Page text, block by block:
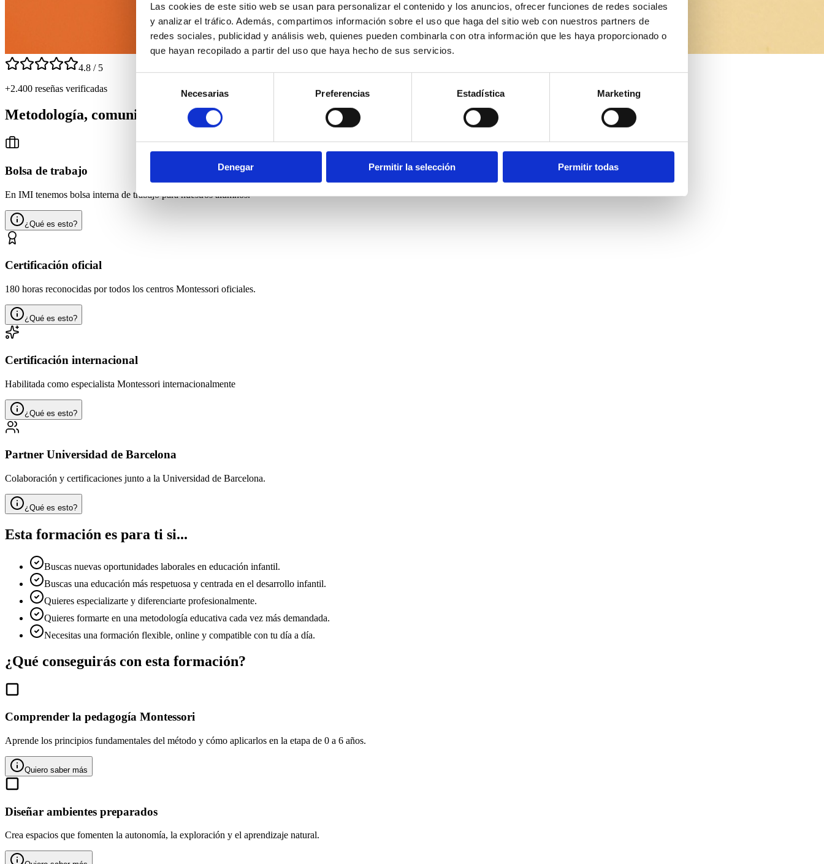
Las cookies de este sitio web se usan para personalizar el contenido y los anuncios, ofrecer funciones de redes sociales
y analizar el tráfico. Además, compartimos información sobre el uso que haga del sitio web con nuestros partners de
redes sociales, publicidad y análisis web, quienes pueden combinarla con otra información que les haya proporcionado o
que hayan recopilado a partir del uso que haya hecho de sus servicios.
consentimiento
Necesarias Preferencias Estadística Marketing
Denegar Permitir la selección Permitir todas
4.8 / 5
+2.400 reseñas verificadas
Metodología, comunidad, certificación y garantía. Todo incluido.
Bolsa de trabajo
En IMI tenemos bolsa interna de trabajo para nuestros alumnos.
¿Qué es esto?
Certificación oficial
180 horas reconocidas por todos los centros Montessori oficiales.
¿Qué es esto?
Certificación internacional
Habilitada como especialista Montessori internacionalmente
¿Qué es esto?
Partner Universidad de Barcelona
Colaboración y certificaciones junto a la Universidad de Barcelona.
¿Qué es esto?
Esta formación es para ti si...
Buscas nuevas oportunidades laborales en educación infantil.
Buscas una educación más respetuosa y centrada en el desarrollo infantil.
Quieres especializarte y diferenciarte profesionalmente.
Quieres formarte en una metodología educativa cada vez más demandada.
Necesitas una formación flexible, online y compatible con tu día a día.
¿Qué conseguirás con esta formación?
Comprender la pedagogía Montessori
Aprende los principios fundamentales del método y cómo aplicarlos en la etapa de 0 a 6 años.
Quiero saber más
Diseñar ambientes preparados
Crea espacios que fomenten la autonomía, la exploración y el aprendizaje natural.